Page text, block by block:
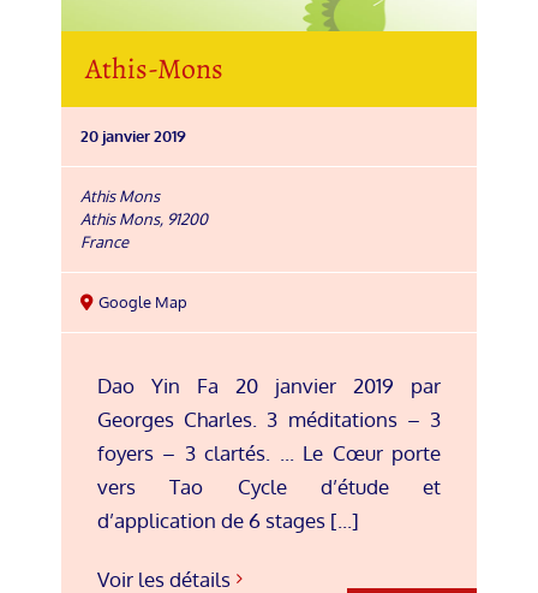
Athis-Mons
20 janvier 2019
Athis Mons
Athis Mons, 91200
France
Google Map
Dao Yin Fa 20 janvier 2019 par
Georges Charles. 3 méditations – 3
foyers – 3 clartés. ... Le Cœur porte
vers Tao Cycle d’étude et
d’application de 6 stages [...]
Voir les détails